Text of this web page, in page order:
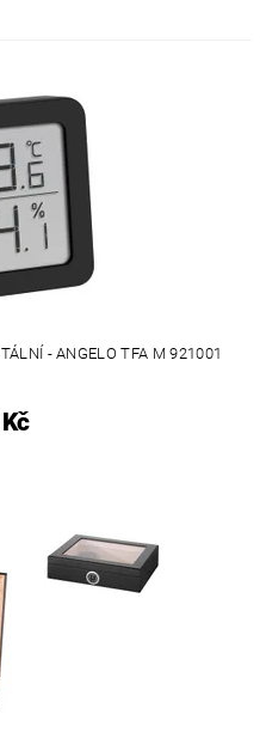
- ANGELO TFA M 921001